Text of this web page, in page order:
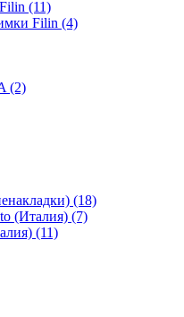
(11)
Filin (4)
(2)
(18)
(Италия) (7)
(11)